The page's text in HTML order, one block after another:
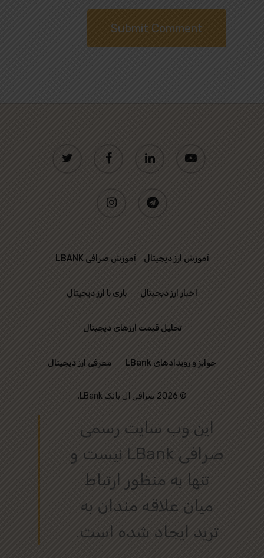
facebook linkedin
instagram telegram
آموزش ارز دیجیتال آموزش صرافی LBANK
اخبار ارز دیجیتال بازی با ارز دیجیتال
تحلیل قیمت ارزهای دیجیتال
جوایز و رویدادهای LBank معرفی ارز دیجیتال
© 2026 صرافی ال بانک LBank.
این وب‌ سایت رسمی
صرافی LBank نیست و
تنها به منظور ارتباط
میان علاقه‌ مندان به
ترید ایجاد شده است.